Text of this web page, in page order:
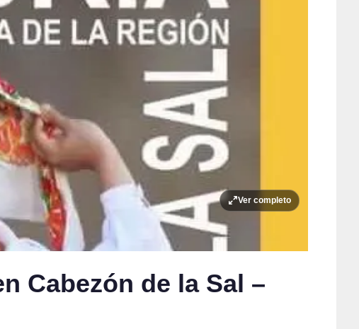
Ver completo
Cabezón de la Sal –